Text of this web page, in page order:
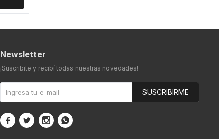
Newsletter
¡Suscribite y recibí todas nuestras novedades!
SUSCRIBIRME
   